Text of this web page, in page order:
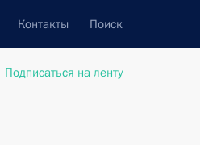
Контакты Поиск
Подписаться на ленту